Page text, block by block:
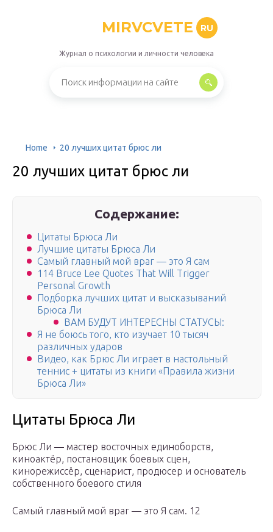
MIRVCVETE RU
Журнал о психологии и личности человека
Home 20 лучших цитат брюс ли
20 лучших цитат брюс ли
Содержание:
Цитаты Брюса Ли
Лучшие цитаты Брюса Ли
Самый главный мой враг — это Я сам
114 Bruce Lee Quotes That Will Trigger
Personal Growth
Подборка лучших цитат и высказываний
Брюса Ли
ВАМ БУДУТ ИНТЕРЕСНЫ СТАТУСЫ:
Я не боюсь того, кто изучает 10 тысяч
различных ударов
Видео, как Брюс Ли играет в настольный
теннис + цитаты из книги «Правила жизни
Брюса Ли»
Цитаты Брюса Ли
Брюс Ли — мастер восточных единоборств,
киноактёр, постановщик боевых сцен,
кинорежиссёр, сценарист, продюсер и основатель
собственного боевого стиля
Самый главный мой враг — это Я сам. 12